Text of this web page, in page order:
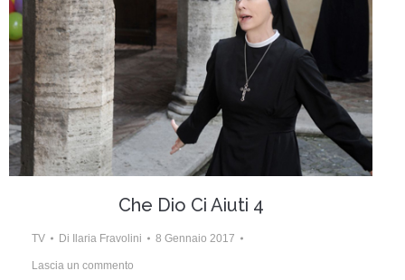
Che Dio Ci Aiuti 4
TV Di Ilaria Fravolini 8 Gennaio 2017
Lascia un commento